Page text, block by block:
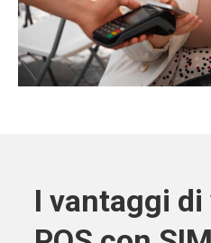
I vantaggi